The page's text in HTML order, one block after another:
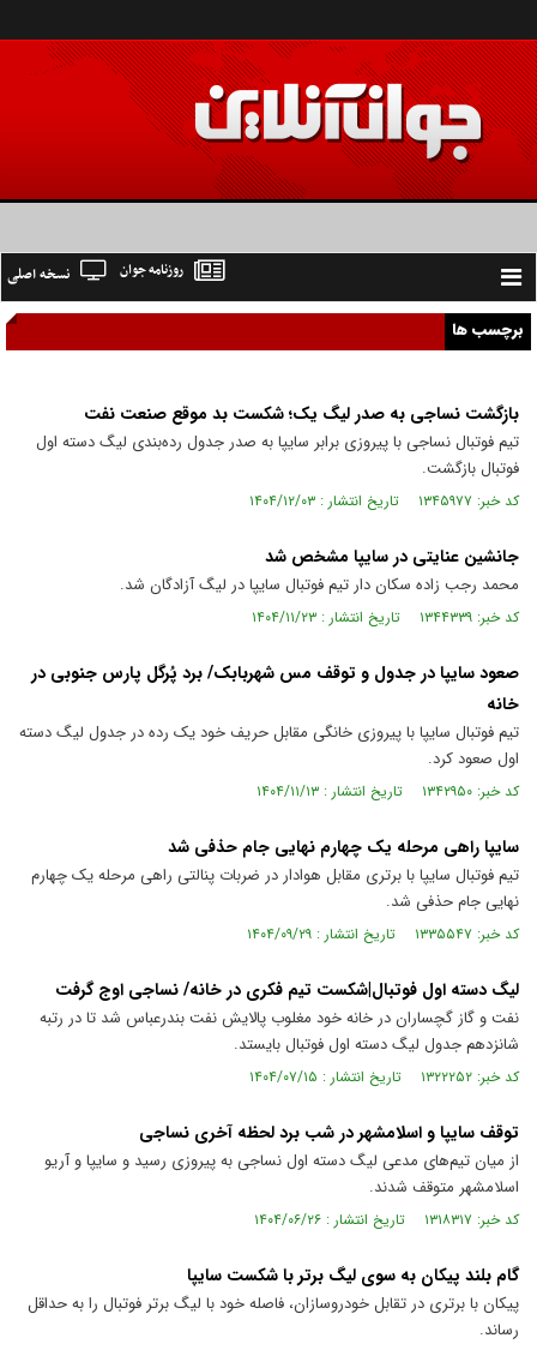
Toggle
navigation
نسخه اصلی روزنامه جوان
برچسب ها
بازگشت نساجی به صدر لیگ یک؛ شکست بد موقع صنعت نفت
تیم فوتبال نساجی با پیروزی برابر سایپا به صدر جدول رده‌بندی لیگ دسته اول
فوتبال بازگشت.
کد خبر: ۱۳۴۵۹۷۷ تاریخ انتشار : ۱۴۰۴/۱۲/۰۳
جانشین عنایتی در سایپا مشخص شد
محمد رجب زاده سکان دار تیم فوتبال سایپا در لیگ آزادگان شد.
کد خبر: ۱۳۴۴۳۳۹ تاریخ انتشار : ۱۴۰۴/۱۱/۲۳
صعود سایپا در جدول و توقف مس شهربابک/ برد پُرگل پارس جنوبی در
خانه
تیم فوتبال سایپا با پیروزی خانگی مقابل حریف خود یک رده در جدول لیگ دسته
اول صعود کرد.
کد خبر: ۱۳۴۲۹۵۰ تاریخ انتشار : ۱۴۰۴/۱۱/۱۳
سایپا راهی مرحله یک چهارم نهایی جام حذفی شد
تیم فوتبال سایپا با برتری مقابل هوادار در ضربات پنالتی راهی مرحله یک چهارم
نهایی جام حذفی شد.
کد خبر: ۱۳۳۵۵۴۷ تاریخ انتشار : ۱۴۰۴/۰۹/۲۹
لیگ دسته اول فوتبال|شکست تیم فکری در خانه/ نساجی اوج گرفت
نفت و گاز گچساران در خانه خود مغلوب پالایش نفت بندرعباس شد تا در رتبه
شانزدهم جدول لیگ دسته اول فوتبال بایستد.
کد خبر: ۱۳۲۲۲۵۲ تاریخ انتشار : ۱۴۰۴/۰۷/۱۵
توقف سایپا و اسلامشهر در شب برد لحظه آخری نساجی
از میان تیم‌های مدعی لیگ دسته اول نساجی به پیروزی رسید و سایپا و آریو
اسلامشهر متوقف شدند.
کد خبر: ۱۳۱۸۳۱۷ تاریخ انتشار : ۱۴۰۴/۰۶/۲۶
گام بلند پیکان به سوی لیگ برتر با شکست سایپا
پیکان با برتری در تقابل خودروسازان، فاصله خود با لیگ برتر فوتبال را به حداقل
رساند.